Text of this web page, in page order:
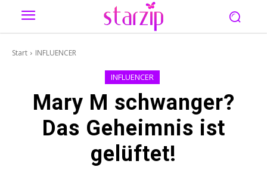
Start INFLUENCER
INFLUENCER
Mary M schwanger?
Das Geheimnis ist
gelüftet!